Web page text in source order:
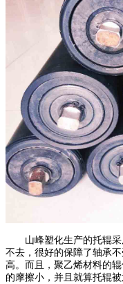
山峰塑化生产的托辊采
不去，很好的保障了轴承
高。而且，聚乙烯材料的
的摩擦小，并且就算托辊